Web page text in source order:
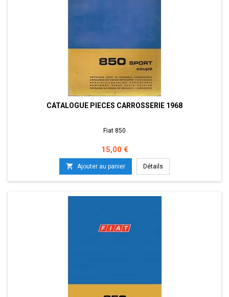
CATALOGUE PIECES CARROSSERIE 1968
Fiat 850
Prix
15,00 €
 Ajouter au panier Détails